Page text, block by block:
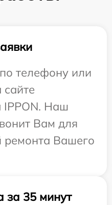
телефону или
сайте
IPPON. Наш
Вам для
ремонта Вашего
за 35 минут